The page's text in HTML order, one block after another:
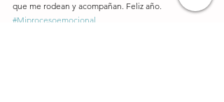
que me rodean y acompañan. Feliz año.
#Miprocesoemocional